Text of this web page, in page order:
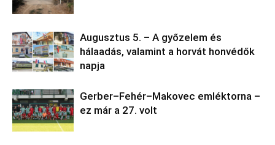
Augusztus 5. – A győzelem és
hálaadás, valamint a horvát honvédők
napja
Gerber–Fehér–Makovec emléktorna –
ez már a 27. volt